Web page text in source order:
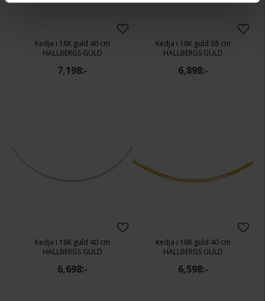
Kedja i 18K guld 40 cm
HALLBERGS GULD
7,198:-
Kedja i 18K guld 38 cm
HALLBERGS GULD
6,898:-
Kedja i 18K guld 40 cm
HALLBERGS GULD
6,698:-
Kedja i 18K guld 40 cm
HALLBERGS GULD
6,598:-